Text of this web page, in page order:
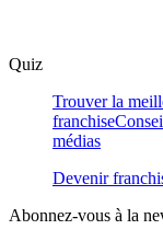
Quiz
Trouver la
franchise
médias
Devenir
Abonnez-vous à la